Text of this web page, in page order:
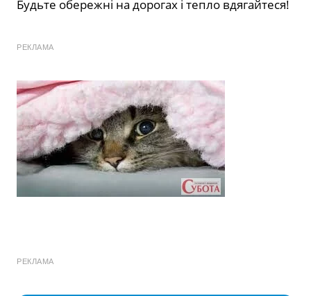
Будьте обережні на дорогах і тепло вдягайтеся!
РЕКЛАМА
РЕКЛАМА